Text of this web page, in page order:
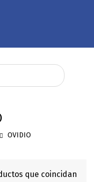
OVIDIO
que coincidan